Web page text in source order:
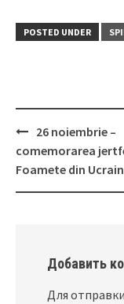
POSTED UNDER
Post
navigation
26 noiembrie –
comemorarea
Foamete din
Добавить
Для